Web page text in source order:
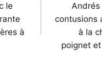
le
à
Andrés
contusions
à la
poignet